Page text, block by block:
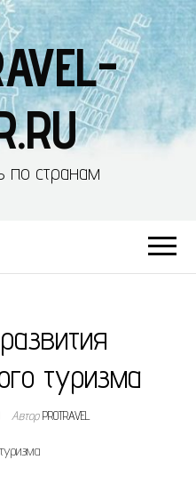
по странам
туризма
АвторPROTRAVEL